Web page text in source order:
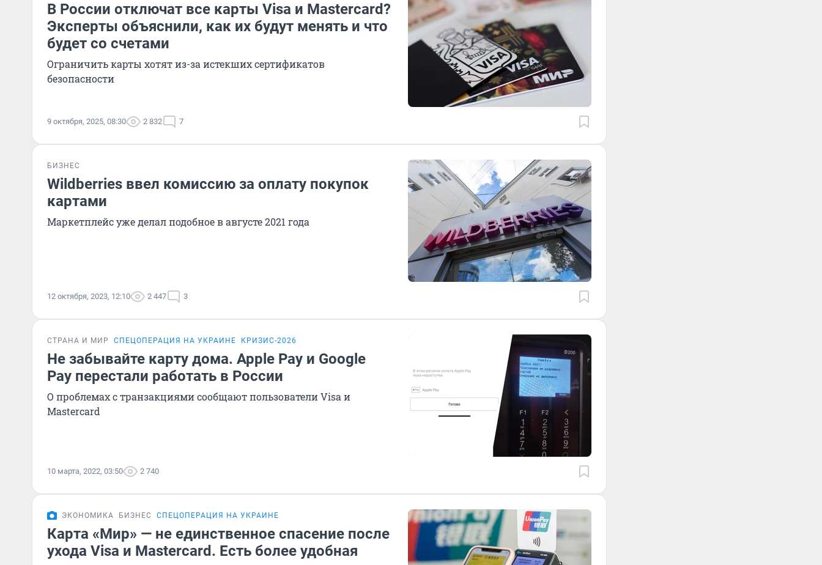
В России отключат все карты Visa и Mastercard?
Эксперты объяснили, как их будут менять и что
будет со счетами
Ограничить карты хотят из-за истекших сертификатов
безопасности
9 октября, 2025, 08:30 2 832 7
БИЗНЕС
Wildberries ввел комиссию за оплату покупок
картами
Маркетплейс уже делал подобное в августе 2021 года
12 октября, 2023, 12:10 2 447 3
СТРАНА И МИР СПЕЦОПЕРАЦИЯ НА УКРАИНЕ КРИЗИС-2026
Не забывайте карту дома. Apple Pay и Google
Pay перестали работать в России
О проблемах с транзакциями сообщают пользователи Visa и
Mastercard
10 марта, 2022, 03:50 2 740
ЭКОНОМИКА БИЗНЕС СПЕЦОПЕРАЦИЯ НА УКРАИНЕ
Карта «Мир» — не единственное спасение после
ухода Visa и Mastercard. Есть более удобная